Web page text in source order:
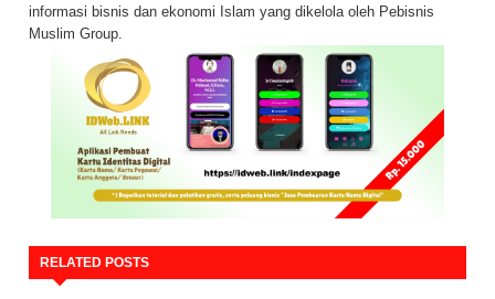
informasi bisnis dan ekonomi Islam yang dikelola oleh Pebisnis
Muslim Group.
RELATED POSTS